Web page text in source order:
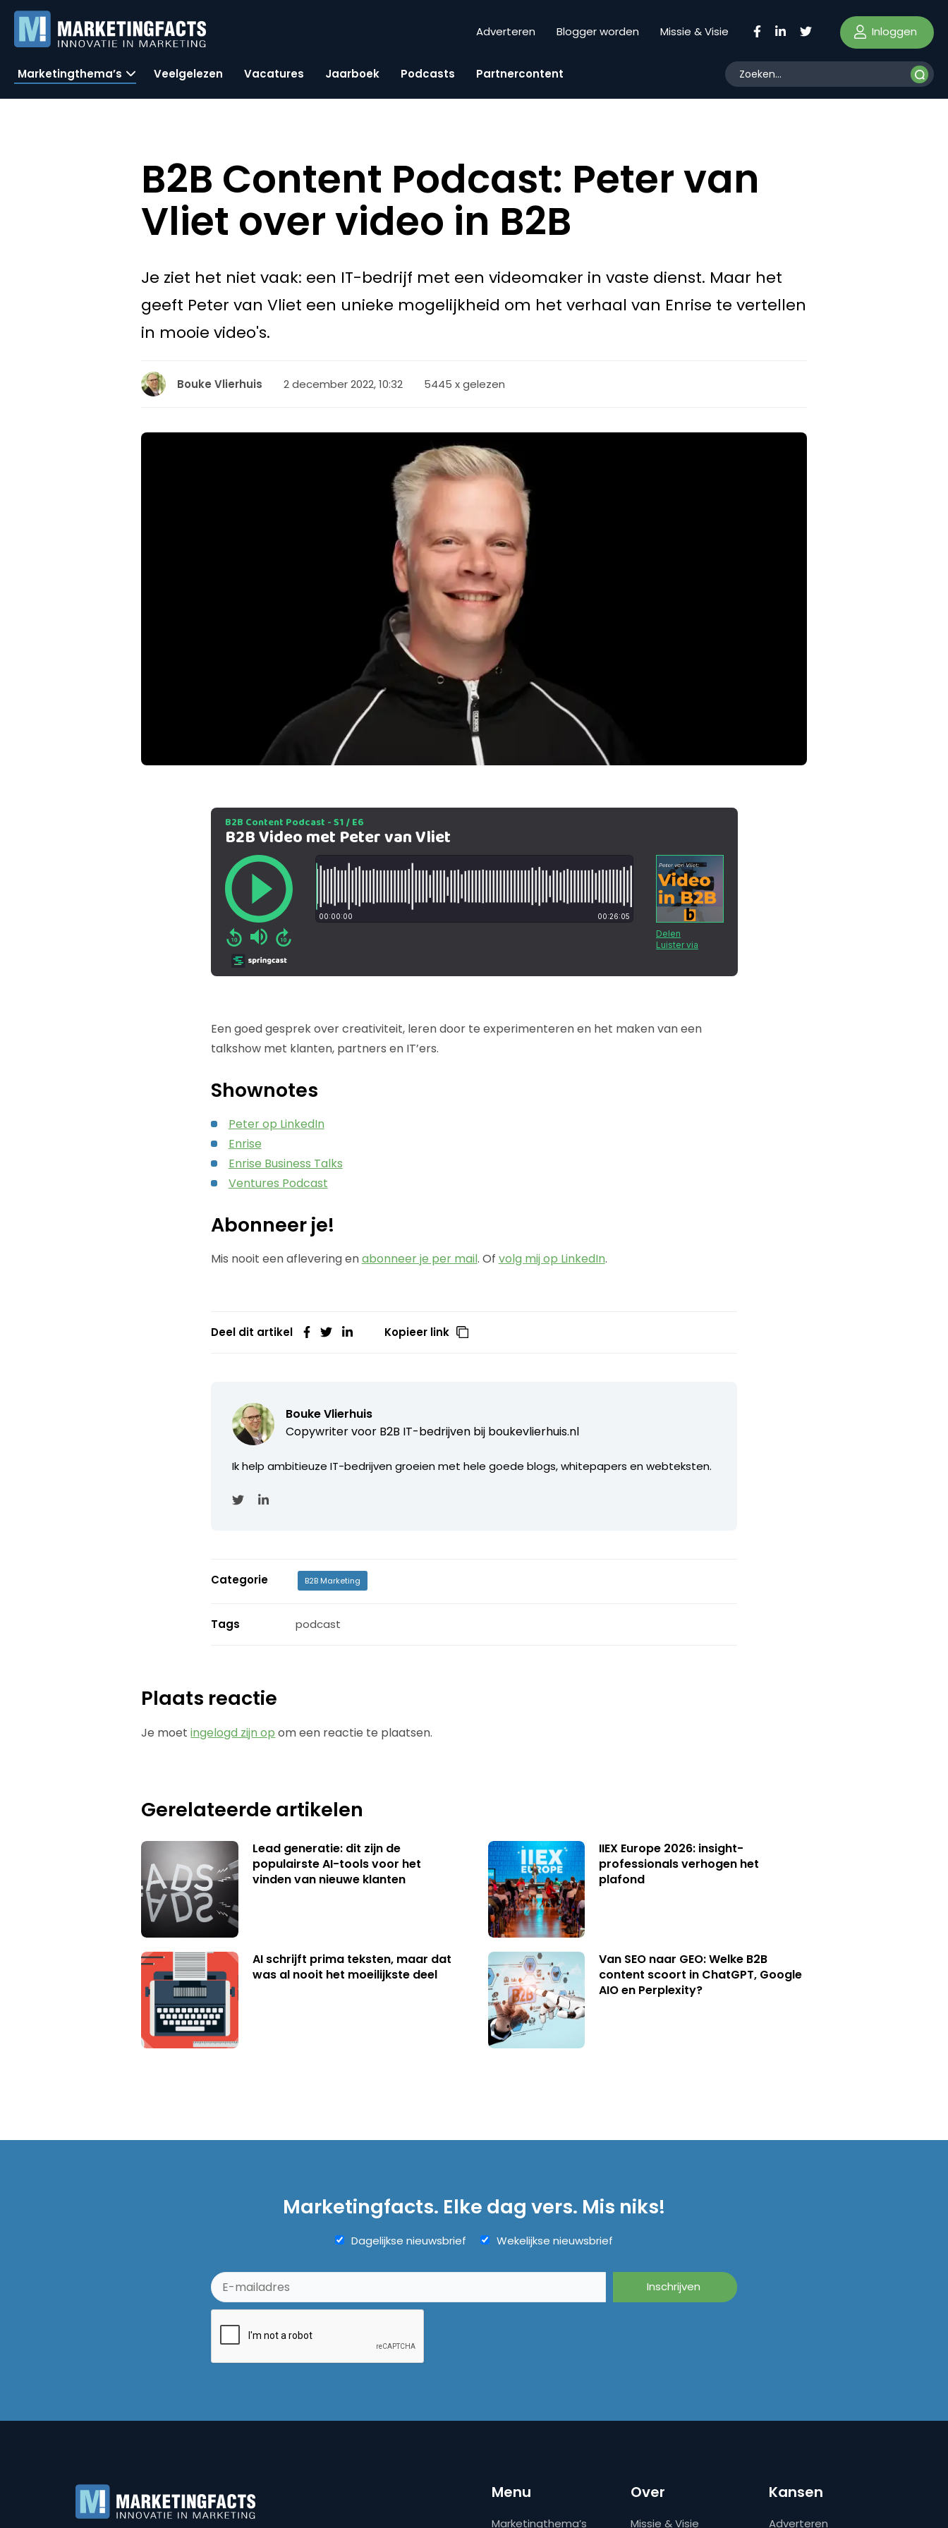
Adverteren Blogger worden Missie & Visie Inloggen
Marketingthema’s Veelgelezen Vacatures Jaarboek Podcasts Partnercontent
B2B Content Podcast: Peter van
Vliet over video in B2B
Je ziet het niet vaak: een IT-bedrijf met een videomaker in vaste dienst. Maar het
geeft Peter van Vliet een unieke mogelijkheid om het verhaal van Enrise te vertellen
in mooie video's.
Bouke Vlierhuis 2 december 2022, 10:32 5445 x gelezen
Een goed gesprek over creativiteit, leren door te experimenteren en het maken van een
talkshow met klanten, partners en IT’ers.
Shownotes
Peter op LinkedIn
Enrise
Enrise Business Talks
Ventures Podcast
Abonneer je!
Mis nooit een aflevering enabonneer je per mail. Of volg mij op LinkedIn.
Deel dit artikel Kopieer link
Bouke Vlierhuis
Copywriter voor B2B IT-bedrijven bij boukevlierhuis.nl
Ik help ambitieuze IT-bedrijven groeien met hele goede blogs, whitepapers en webteksten.
Categorie B2B Marketing
Tags podcast
Plaats reactie
Je moetingelogd zijn op om een reactie te plaatsen.
Gerelateerde artikelen
Lead generatie: dit zijn de
populairste AI-tools voor het
vinden van nieuwe klanten
IIEX Europe 2026: insight-
professionals verhogen het
plafond
AI schrijft prima teksten, maar dat
was al nooit het moeilijkste deel
Van SEO naar GEO: Welke B2B
content scoort in ChatGPT, Google
AIO en Perplexity?
Marketingfacts. Elke dag vers. Mis niks!
Dagelijkse nieuwsbrief Wekelijkse nieuwsbrief
Menu
Marketingthema’s
Over
Missie & Visie
Kansen
Adverteren